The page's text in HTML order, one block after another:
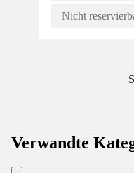
Nicht
Verwandte